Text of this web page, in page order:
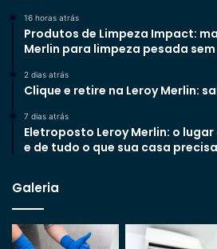
16 horas atrás
Produtos de Limpeza Impact:
Merlin para limpeza pesada
2 dias atrás
Clique e retire na Leroy Merlin:
7 dias atrás
Eletroposto Leroy Merlin: o
e de tudo o que sua casa
Galeria